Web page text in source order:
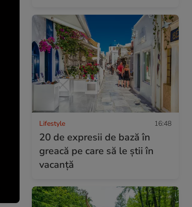
Lifestyle 16:48
20 de expresii de bază în
greacă pe care să le știi în
vacanță